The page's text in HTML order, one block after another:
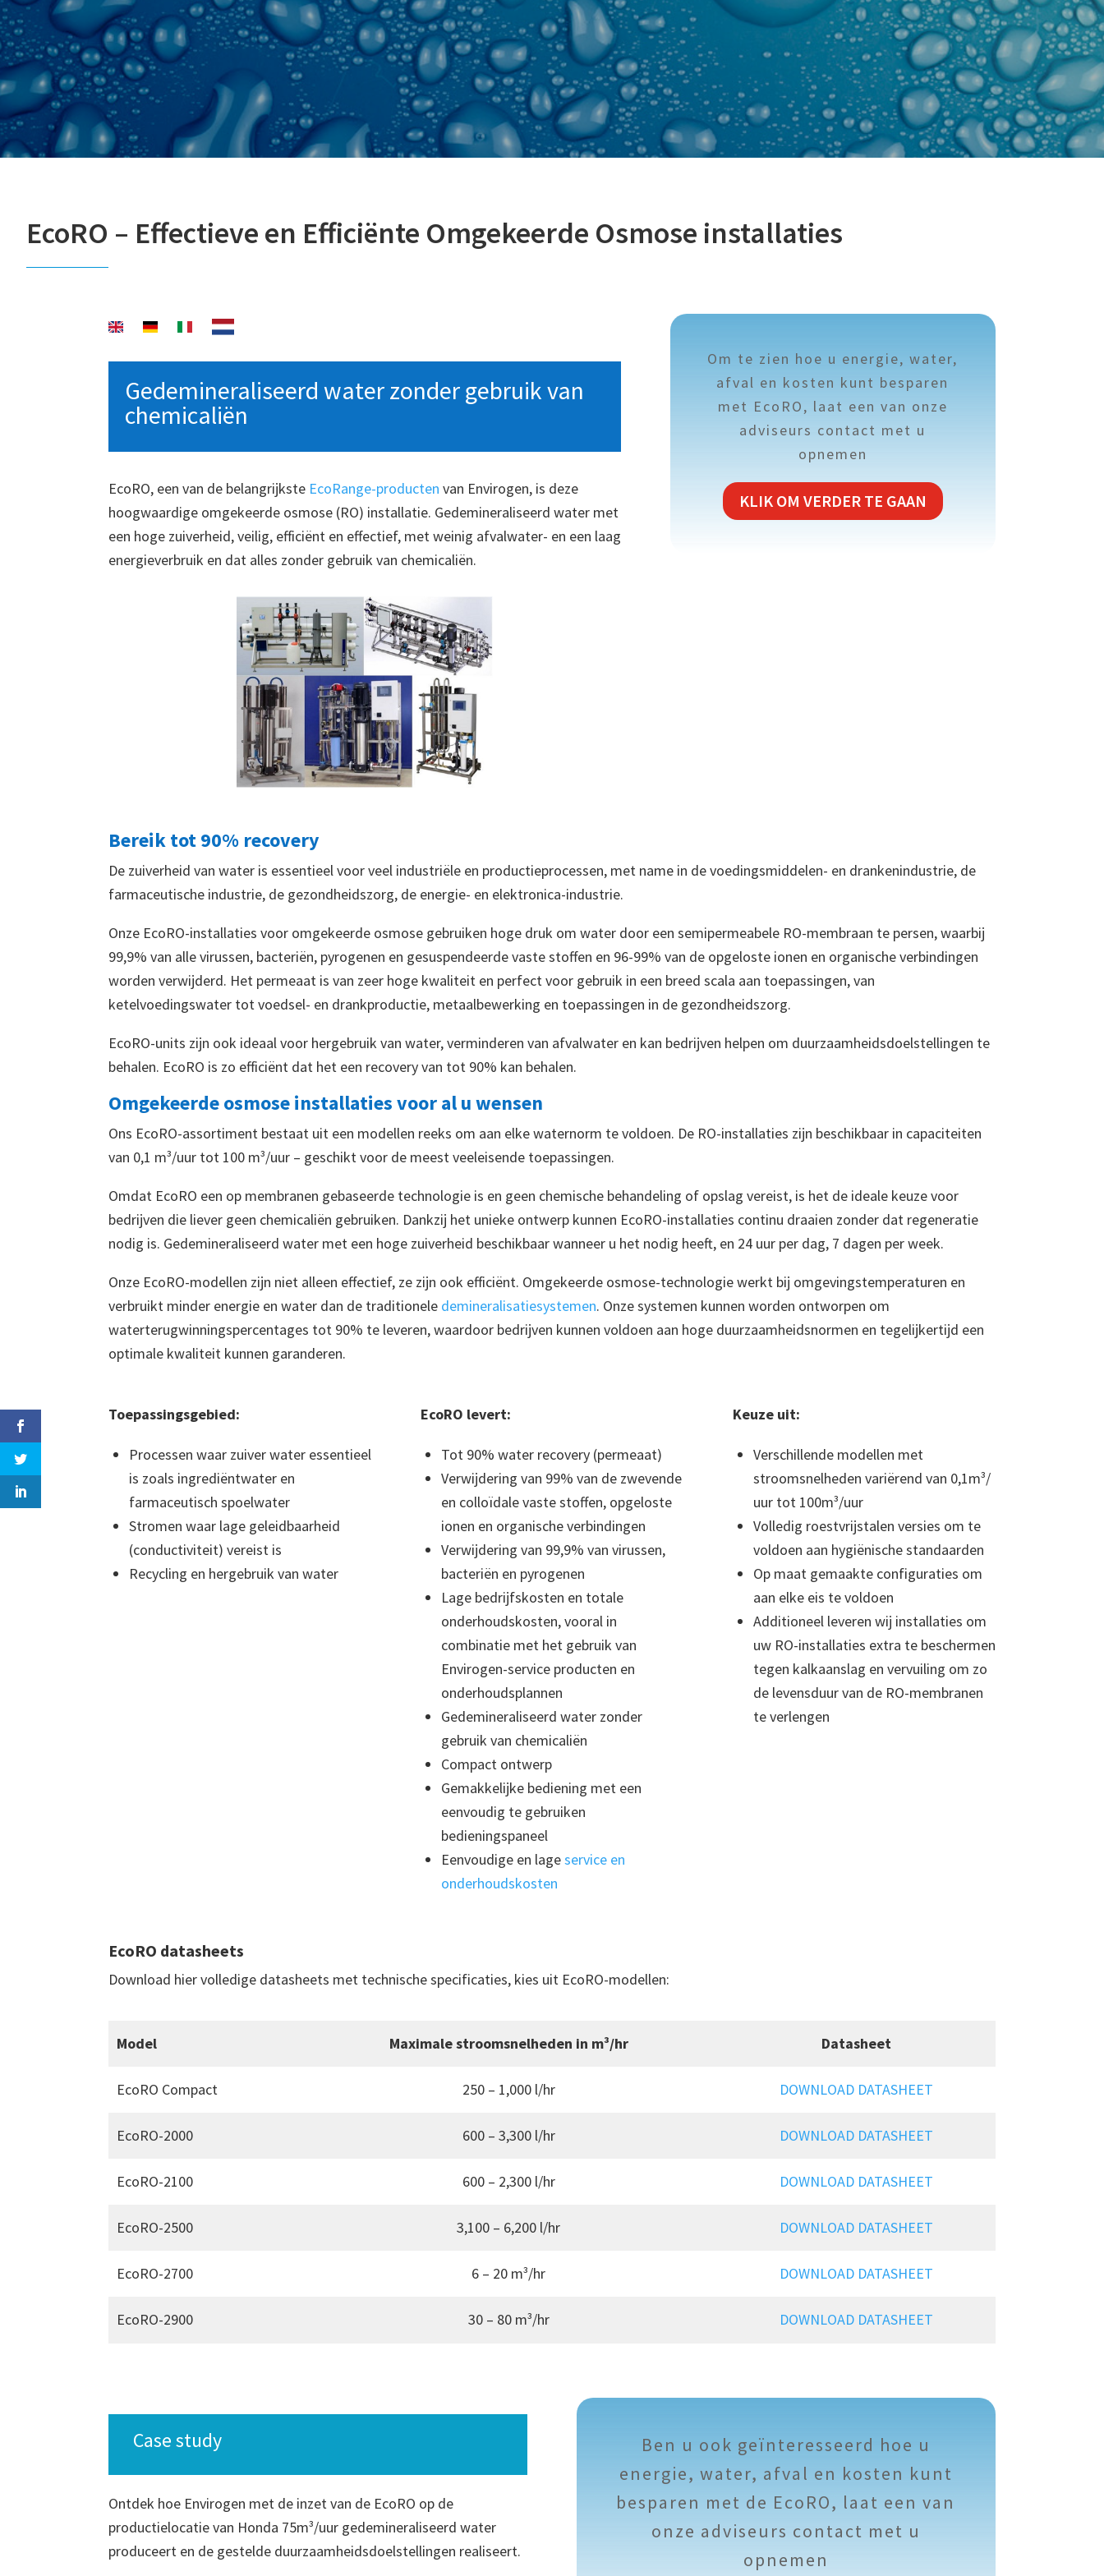
EcoRO – Effectieve en Efficiënte Omgekeerde Osmose installaties
Gedemineraliseerd water zonder gebruik van
chemicaliën
EcoRO, een van de belangrijkste EcoRange-producten van Envirogen, is deze
hoogwaardige omgekeerde osmose (RO) installatie. Gedemineraliseerd water met
een hoge zuiverheid, veilig, efficiënt en effectief, met weinig afvalwater- en een laag
energieverbruik en dat alles zonder gebruik van chemicaliën.
Om te zien hoe u energie, water,
afval en kosten kunt besparen
met EcoRO, laat een van onze
adviseurs contact met u
opnemen
KLIK OM VERDER TE GAAN
Bereik tot 90% recovery
De zuiverheid van water is essentieel voor veel industriële en productieprocessen, met name in de voedingsmiddelen- en drankenindustrie, de
farmaceutische industrie, de gezondheidszorg, de energie- en elektronica-industrie.
Onze EcoRO-installaties voor omgekeerde osmose gebruiken hoge druk om water door een semipermeabele RO-membraan te persen, waarbij
99,9% van alle virussen, bacteriën, pyrogenen en gesuspendeerde vaste stoffen en 96-99% van de opgeloste ionen en organische verbindingen
worden verwijderd. Het permeaat is van zeer hoge kwaliteit en perfect voor gebruik in een breed scala aan toepassingen, van
ketelvoedingswater tot voedsel- en drankproductie, metaalbewerking en toepassingen in de gezondheidszorg.
EcoRO-units zijn ook ideaal voor hergebruik van water, verminderen van afvalwater en kan bedrijven helpen om duurzaamheidsdoelstellingen te
behalen. EcoRO is zo efficiënt dat het een recovery van tot 90% kan behalen.
Omgekeerde osmose installaties voor al u wensen
Ons EcoRO-assortiment bestaat uit een modellen reeks om aan elke waternorm te voldoen. De RO-installaties zijn beschikbaar in capaciteiten
van 0,1 m³/uur tot 100 m³/uur – geschikt voor de meest veeleisende toepassingen.
Omdat EcoRO een op membranen gebaseerde technologie is en geen chemische behandeling of opslag vereist, is het de ideale keuze voor
bedrijven die liever geen chemicaliën gebruiken. Dankzij het unieke ontwerp kunnen EcoRO-installaties continu draaien zonder dat regeneratie
nodig is. Gedemineraliseerd water met een hoge zuiverheid beschikbaar wanneer u het nodig heeft, en 24 uur per dag, 7 dagen per week.
Onze EcoRO-modellen zijn niet alleen effectief, ze zijn ook efficiënt. Omgekeerde osmose-technologie werkt bij omgevingstemperaturen en
verbruikt minder energie en water dan de traditionele demineralisatiesystemen. Onze systemen kunnen worden ontworpen om
waterterugwinningspercentages tot 90% te leveren, waardoor bedrijven kunnen voldoen aan hoge duurzaamheidsnormen en tegelijkertijd een
optimale kwaliteit kunnen garanderen.
Toepassingsgebied:
Processen waar zuiver water essentieel
is zoals ingrediëntwater en
farmaceutisch spoelwater
Stromen waar lage geleidbaarheid
(conductiviteit) vereist is
Recycling en hergebruik van water
EcoRO levert:
Tot 90% water recovery (permeaat)
Verwijdering van 99% van de zwevende
en colloïdale vaste stoffen, opgeloste
ionen en organische verbindingen
Verwijdering van 99,9% van virussen,
bacteriën en pyrogenen
Lage bedrijfskosten en totale
onderhoudskosten, vooral in
combinatie met het gebruik van
Envirogen-service producten en
onderhoudsplannen
Gedemineraliseerd water zonder
gebruik van chemicaliën
Compact ontwerp
Gemakkelijke bediening met een
eenvoudig te gebruiken
bedieningspaneel
Eenvoudige en lageservice en
onderhoudskosten
Keuze uit:
Verschillende modellen met
stroomsnelheden variërend van 0,1m³/
uur tot 100m³/uur
Volledig roestvrijstalen versies om te
voldoen aan hygiënische standaarden
Op maat gemaakte configuraties om
aan elke eis te voldoen
Additioneel leveren wij installaties om
uw RO-installaties extra te beschermen
tegen kalkaanslag en vervuiling om zo
de levensduur van de RO-membranen
te verlengen
EcoRO datasheets
Download hier volledige datasheets met technische specificaties, kies uit EcoRO-modellen:
Model Maximale stroomsnelheden in m³/hr Datasheet
EcoRO Compact 250 – 1,000 l/hr DOWNLOAD DATASHEET
EcoRO-2000 600 – 3,300 l/hr DOWNLOAD DATASHEET
EcoRO-2100 600 – 2,300 l/hr DOWNLOAD DATASHEET
EcoRO-2500 3,100 – 6,200 l/hr DOWNLOAD DATASHEET
EcoRO-2700 6 – 20 m³/hr DOWNLOAD DATASHEET
EcoRO-2900 30 – 80 m³/hr DOWNLOAD DATASHEET
Case study
Ontdek hoe Envirogen met de inzet van de EcoRO op de
productielocatie van Honda 75m³/uur gedemineraliseerd water
produceert en de gestelde duurzaamheidsdoelstellingen realiseert.
Ben u ook geïnteresseerd hoe u
energie, water, afval en kosten kunt
besparen met de EcoRO, laat een van
onze adviseurs contact met u
opnemen